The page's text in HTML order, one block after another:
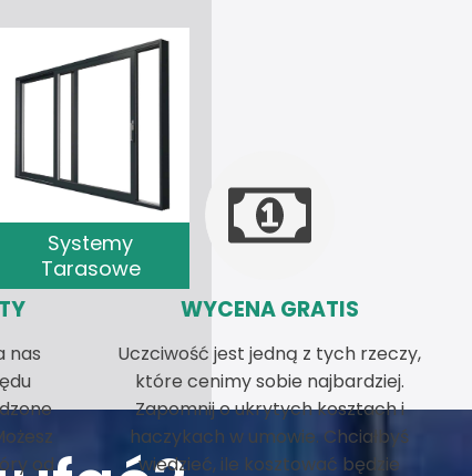
Systemy
Tarasowe
nas
od
WYCENA GRATIS
Uczciwość jest jedną z tych rzeczy,
które cenimy sobie najbardziej.
Zapomnij o ukrytych kosztach i
haczykach w umowie. Chciałbyś
wiedzieć, ile kosztować będzie